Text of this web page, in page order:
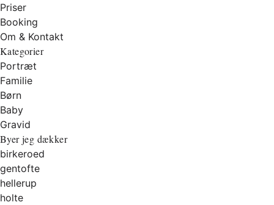
Priser
Booking
Om & Kontakt
Kategorier
Portræt
Familie
Børn
Baby
Gravid
Byer jeg dækker
birkeroed
gentofte
hellerup
holte